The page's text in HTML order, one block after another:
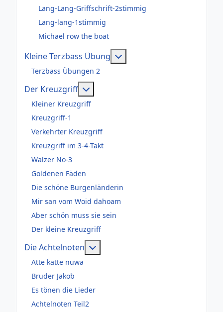
Lang-Lang-Griffschrift-2stimmig
Lang-lang-1stimmig
Michael row the boat
Kleine Terzbass Übung
Terzbass Übungen 2
Der Kreuzgriff
Kleiner Kreuzgriff
Kreuzgriff-1
Verkehrter Kreuzgriff
Kreuzgriff im 3-4-Takt
Walzer No-3
Goldenen Fäden
Die schöne Burgenländerin
Mir san vom Woid dahoam
Aber schön muss sie sein
Der kleine Kreuzgriff
Die Achtelnoten
Atte katte nuwa
Bruder Jakob
Es tönen die Lieder
Achtelnoten Teil2